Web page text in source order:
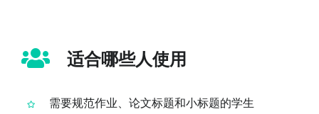
适合哪些人使用
需要规范作业、论文标题和小标题的学生